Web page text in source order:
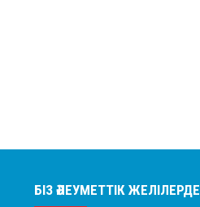
БІЗ ӘЛЕУМЕТТІК ЖЕЛІЛЕРДЕ